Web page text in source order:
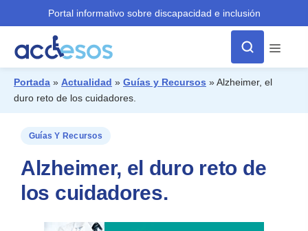
Portal informativo sobre discapacidad e inclusión
Menú
¿Qué buscas?
Portada » Actualidad » Guías y Recursos »Alzheimer, el
duro reto de los cuidadores.
Guías Y Recursos
Alzheimer, el duro reto de
los cuidadores.